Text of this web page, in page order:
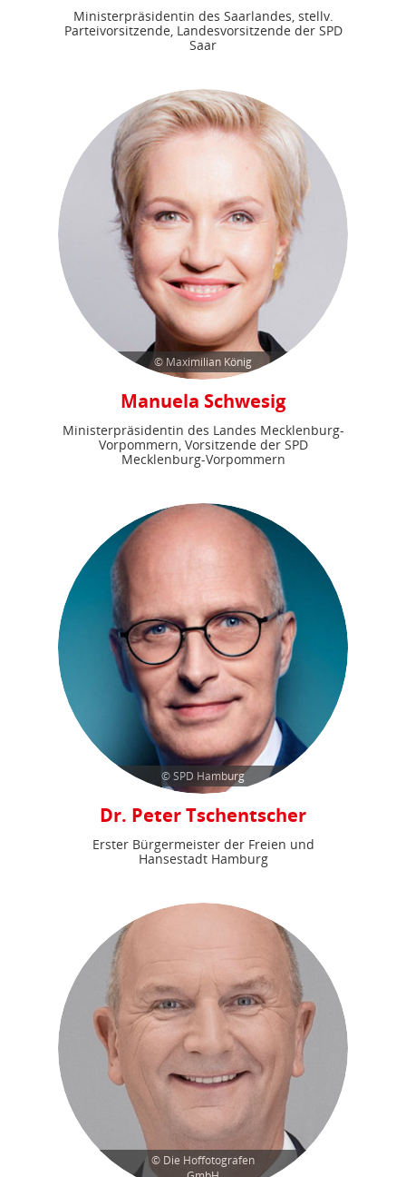
Ministerpräsidentin des Saarlandes, stellv.
Parteivorsitzende, Landesvorsitzende der SPD
Saar
© Maximilian König
Manuela Schwesig
Ministerpräsidentin des Landes Mecklenburg-
Vorpommern, Vorsitzende der SPD
Mecklenburg-Vorpommern
© SPD Hamburg
Dr. Peter Tschentscher
Erster Bürgermeister der Freien und
Hansestadt Hamburg
© Die Hoffotografen